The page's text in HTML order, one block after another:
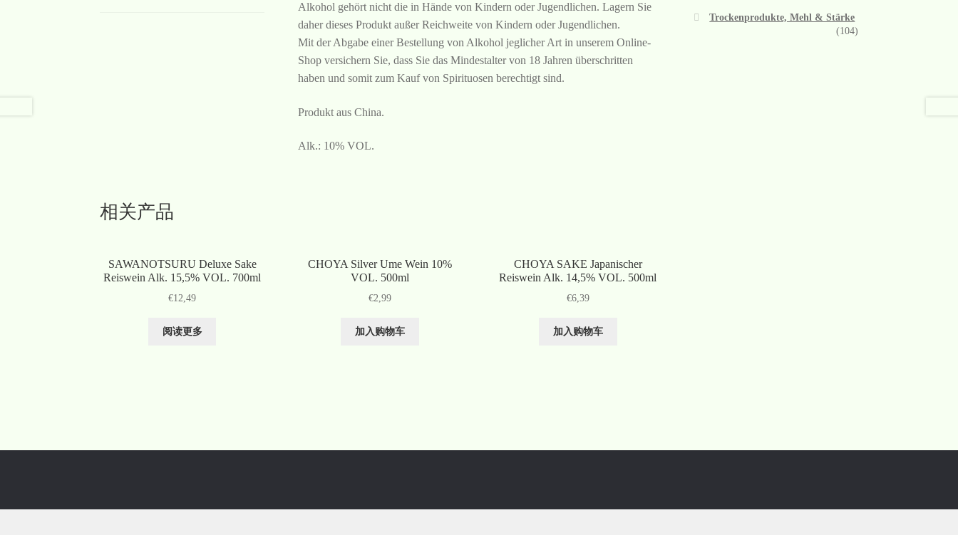
Alkohol gehört nicht die in Hände von Kindern oder Jugendlichen. Lagern Sie
daher dieses Produkt außer Reichweite von Kindern oder Jugendlichen.
Mit der Abgabe einer Bestellung von Alkohol jeglicher Art in unserem Online-
Shop versichern Sie, dass Sie das Mindestalter von 18 Jahren überschritten
haben und somit zum Kauf von Spirituosen berechtigt sind.
Produkt aus China.
Alk.: 10% VOL.
相关产品
SAWANOTSURU Deluxe Sake
Reiswein Alk. 15,5% VOL. 700ml
€12,49
阅读更多
CHOYA Silver Ume Wein 10%
VOL. 500ml
€2,99
加入购物车
CHOYA SAKE Japanischer
Reiswein Alk. 14,5% VOL. 500ml
€6,39
加入购物车
Trockenprodukte, Mehl & Stärke
(104)